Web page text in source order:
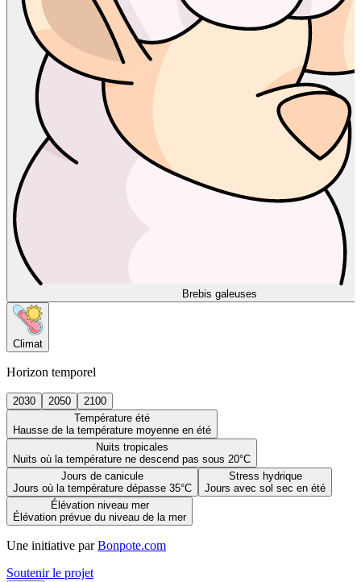
Brebis galeuses
Climat
Horizon temporel
2030 2050
2100
Température été
Hausse de la température moyenne en été
Nuits tropicales
Nuits où la température ne descend pas sous 20°C
Jours de canicule
Jours où la température dépasse 35°C
Stress hydrique
Jours avec sol sec en été
Élévation niveau mer
Élévation prévue du niveau de la mer
Une initiative par Bonpote.com
Soutenir le projet